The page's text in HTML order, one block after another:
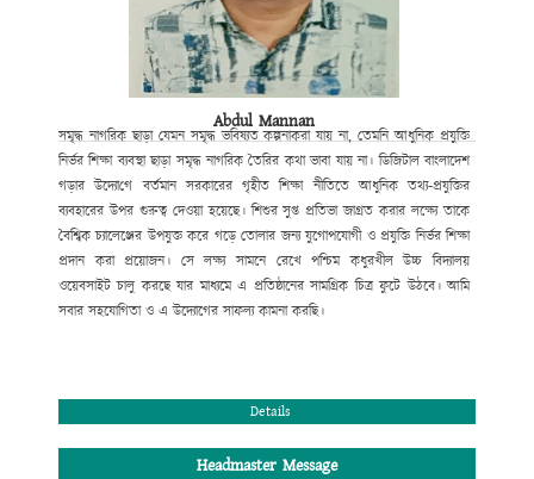
Abdul Mannan
সমৃদ্ধ নাগরিক ছাড়া যেমন সমৃদ্ধ ভবিষ্যত কল্পনাকরা যায় না, তেমনি আধুনিক প্রযুক্তি
নির্ভর শিক্ষা ব্যবস্থা ছাড়া সমৃদ্ধ নাগরিক তৈরির কথা ভাবা যায় না। ডিজিটাল বাংলাদেশ
গড়ার উদ্যোগেবর্তমান সরকারের গৃহীত শিক্ষা নীতিতে আধুনিক তথ্য-প্রযুক্তির
ব্যবহারের উপর গুরুত্বদেওয়া হয়েছে। শিশুর সুপ্ত প্রতিভা জাগ্রত করার লক্ষ্যে তাকে
বৈশ্বিক চ্যালেঞ্জের উপযুক্ত করে গড়ে তোলার জন্য যুগোপযোগী ও প্রযুক্তি নির্ভর শিক্ষা
প্রদান করা প্রয়োজন। সে লক্ষ্য সামনে রেখে পশ্চিম কধুরখীল উচ্চ বিদ্যালয়
ওয়েবসাইট চালু করছে যার মাধ্যমে এ প্রতিষ্ঠানের সামগ্রিক চিত্র ফুটে উঠবে। আমি
সবার সহযোগিতা ও এ উদ্যোগের সাফল্য কামনা করছি।
পশ্চিম কধুরখীল উচ্চ বিদ্যালয় পরিচালনা পর্ষদ।
Details
Headmaster Message